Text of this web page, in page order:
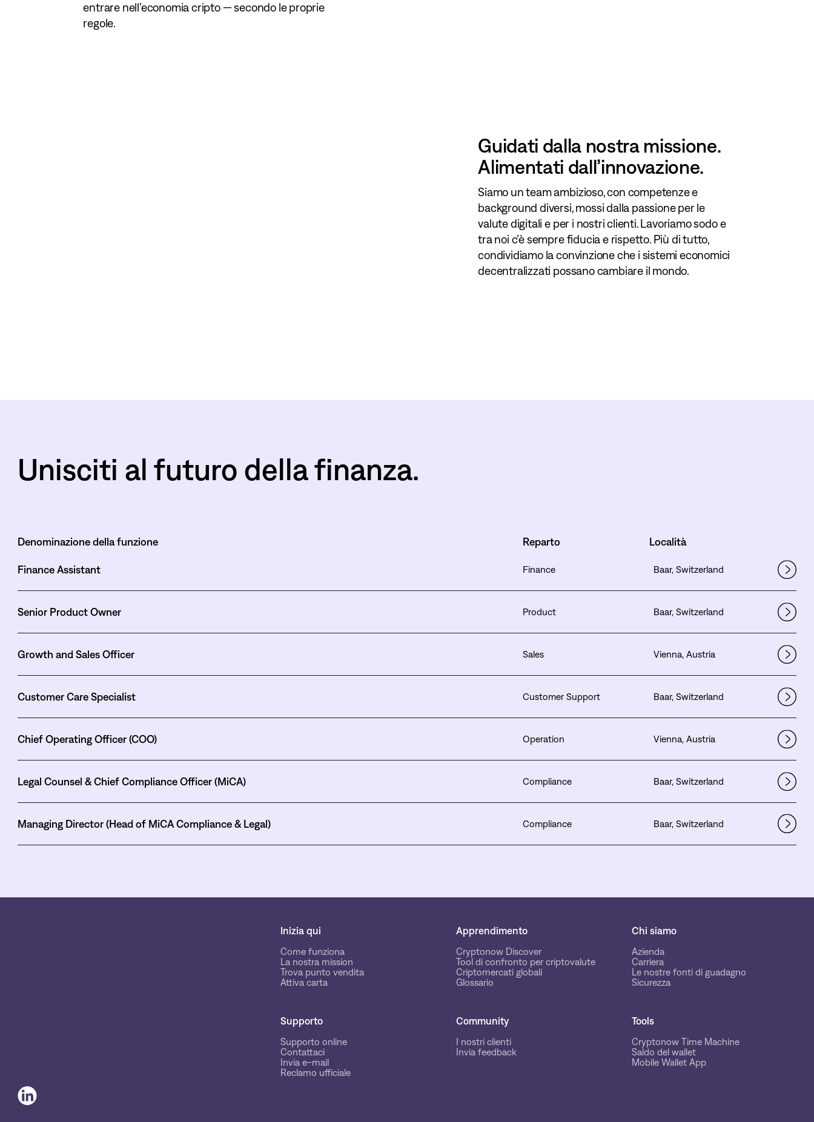
entrare nell’economia cripto — secondo le proprie
regole.
Guidati dalla nostra missione.
Alimentati dall’innovazione.
Siamo un team ambizioso, con competenze e
background diversi, mossi dalla passione per le
valute digitali e per i nostri clienti. Lavoriamo sodo e
tra noi c’è sempre fiducia e rispetto. Più di tutto,
condividiamo la convinzione che i sistemi economici
decentralizzati possano cambiare il mondo.
Unisciti al futuro della finanza.
Denominazione della funzione Reparto Località
Finance Assistant Finance Baar, Switzerland
Senior Product Owner Product Baar, Switzerland
Growth and Sales Officer Sales Vienna, Austria
Customer Care Specialist Customer Support Baar, Switzerland
Chief Operating Officer (COO) Operation Vienna, Austria
Legal Counsel & Chief Compliance Officer (MiCA) Compliance Baar, Switzerland
Managing Director (Head of MiCA Compliance & Legal) Compliance Baar, Switzerland
Inizia qui
Come funziona
La nostra mission
Trova punto vendita
Attiva carta
Apprendimento
Cryptonow Discover
Tool di confronto per criptovalute
Criptomercati globali
Glossario
Chi siamo
Azienda
Carriera
Le nostre fonti di guadagno
Sicurezza
Supporto
Supporto online
Contattaci
Invia e-mail
Reclamo ufficiale
Community
I nostri clienti
Invia feedback
Tools
Cryptonow Time Machine
Saldo del wallet
Mobile Wallet App